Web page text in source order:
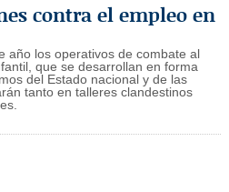
contra el empleo en
año los operativos de combate al
que se desarrollan en forma
del Estado nacional y de las
tanto en talleres clandestinos